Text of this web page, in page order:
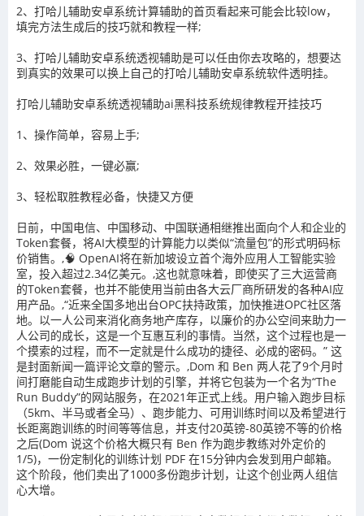
2、 打哈儿辅助安卓系统计算辅助的首页看起来可能会比较low，
填完方法生成后的技巧就和教程一样;
3、 打哈儿辅助安卓系统透视辅助是可以任由你去攻略的，想要达
到真实的效果可以换上自己的打哈儿辅助安卓系统软件透明挂。
打哈儿辅助安卓系统透视辅助ai黑科技系统规律教程开挂技巧
1、操作简单，容易上手;
2、效果必胜，一键必赢;
3、轻松取胜教程必备，快捷又方便
日前，中国电信、中国移动、中国联通相继推出面向个人和企业的
Token套餐，将AI大模型的计算能力以类似“流量包”的形式明码标
价销售。,🧠 OpenAI将在新加坡设立首个海外应用人工智能实验
室，投入超过2.34亿美元。,这也就意味着，即使买了三大运营商
的Token套餐，也并不能使用当前由各大云厂商所研发的各种AI应
用产品。,“近来全国多地出台OPC扶持政策，加快推进OPC社区落
地。以一人公司来消化商务地产库存，以廉价的办公空间来助力一
人公司的成长，这是一个互惠互利的事情。当然，这个过程也是一
个摸索的过程，而不一定就是什么成功的捷径、必成的密码。” 这
是封面新闻一篇评论文章的警示。,Dom 和 Ben 两人花了9个月时
间打磨能自动生成跑步计划的引擎，并将它包装为一个名为“The
Run Buddy”的网站服务，在2021年正式上线。用户输入跑步目标
（5km、半马或者全马）、跑步能力、可用训练时间以及希望进行
长距离跑训练的时间等等信息，并支付20英镑-80英镑不等的价格
之后(Dom 说这个价格大概只有 Ben 作为跑步教练对外定价的
1/5)，一份定制化的训练计划 PDF 在15分钟内会发到用户邮箱。
这个阶段，他们卖出了1000多份跑步计划，让这个创业两人组信
心大增。